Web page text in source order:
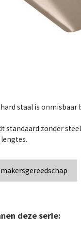
staal is
standaard zonder
deze serie: